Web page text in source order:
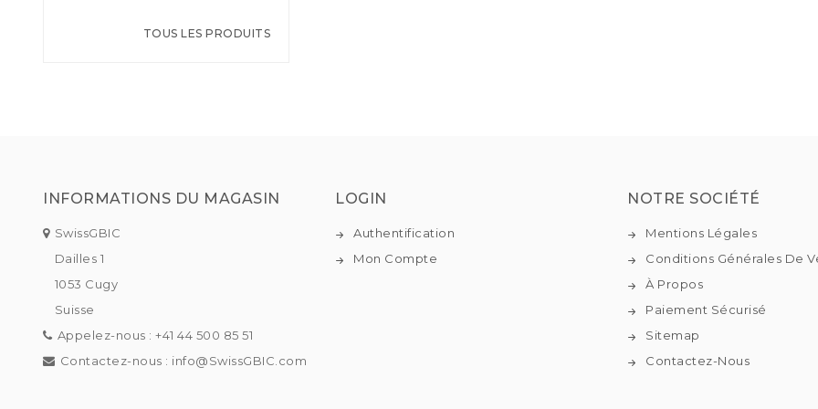
TOUS LES PRODUITS
INFORMATIONS DU MAGASIN
SwissGBIC
Dailles 1
1053 Cugy
Suisse
Appelez-nous : +41 44 500 85 51
Contactez-nous : info@SwissGBIC.com
LOGIN
Authentification
Mon Compte
NOTRE SOCIÉTÉ
Mentions Légales
Conditions Générales De
À Propos
Paiement Sécurisé
Sitemap
Contactez-Nous